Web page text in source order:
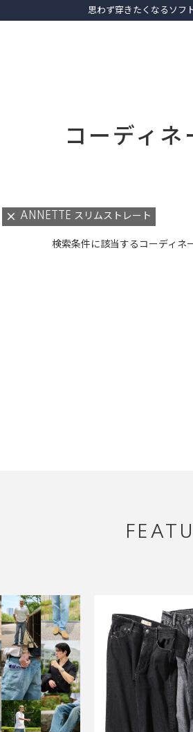
思わず穿きたくなるソフ
コーディネ
ANNETTE スリムストレート
検索条件に該当するコーディネ